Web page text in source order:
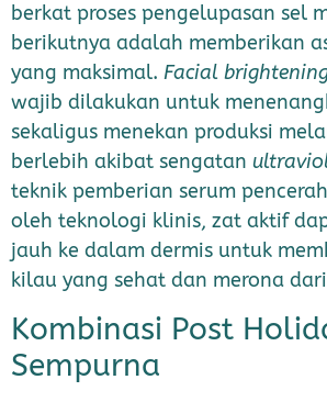
berkat proses pengelupasan sel
berikutnya adalah memberikan
yang maksimal. Facial
wajib dilakukan untuk
sekaligus menekan produksi
berlebih akibat sengatan
teknik pemberian serum
oleh teknologi klinis, zat aktif
jauh ke dalam dermis untuk
kilau yang sehat dan merona
Kombinasi Post
Sempurna